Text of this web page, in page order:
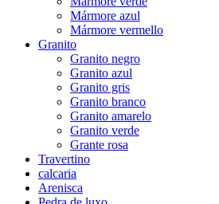
Mármore azul
Mármore vermello
Granito
Granito negro
Granito azul
Granito gris
Granito branco
Granito amarelo
Granito verde
Grante rosa
Travertino
calcaria
Arenisca